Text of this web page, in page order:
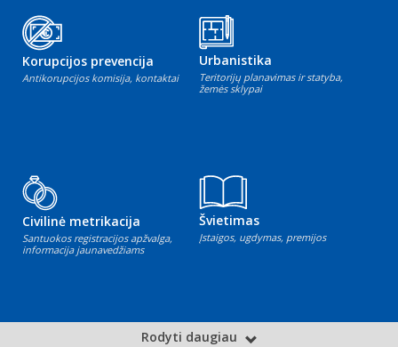
Korupcijos prevencija
Antikorupcijos komisija, kontaktai
Urbanistika
Teritorijų planavimas ir statyba,
žemės sklypai
Civilinė metrikacija
Santuokos registracijos apžvalga,
informacija jaunavedžiams
Švietimas
Įstaigos, ugdymas, premijos
Rodyti daugiau